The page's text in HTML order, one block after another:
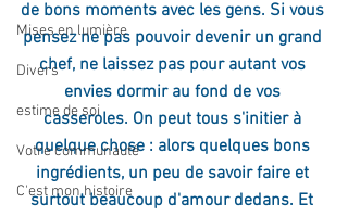
Mises en lumière
Divers
estime de soi
Votre communauté
C'est mon histoire
de bons moments avec les gens. Si vous
pensez ne pas pouvoir devenir un grand
chef, ne laissez pas pour autant vos
envies dormir au fond de vos
casseroles. On peut tous s'initier à
quelque chose : alors quelques bons
ingrédients, un peu de savoir faire et
surtout beaucoup d'amour dedans. Et